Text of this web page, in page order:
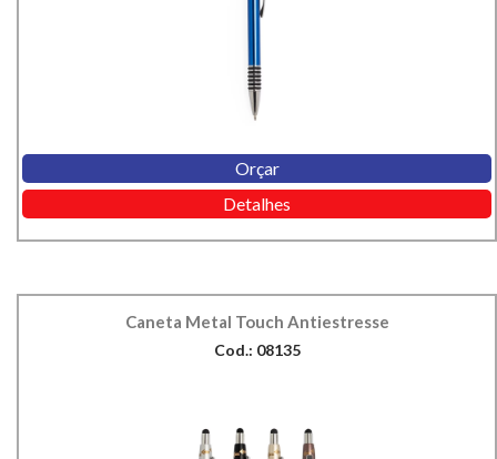
Orçar
Detalhes
Caneta Metal Touch Antiestresse
Cod.: 08135